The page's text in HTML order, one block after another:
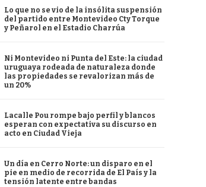
Lo que no se vio de la insólita suspensión
del partido entre Montevideo Cty Torque
y Peñarol en el Estadio Charrúa
Ni Montevideo ni Punta del Este: la ciudad
uruguaya rodeada de naturaleza donde
las propiedades se revalorizan más de
un 20%
Lacalle Pou rompe bajo perfil y blancos
esperan con expectativa su discurso en
acto en Ciudad Vieja
Un día en Cerro Norte: un disparo en el
pie en medio de recorrida de El País y la
tensión latente entre bandas